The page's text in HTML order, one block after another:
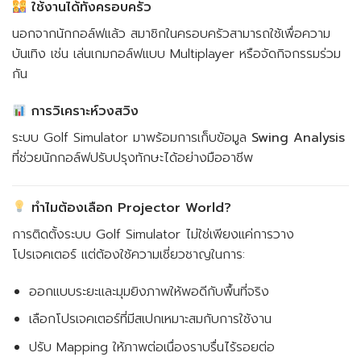
ใช้งานได้ทั้งครอบครัว
นอกจากนักกอล์ฟแล้ว สมาชิกในครอบครัวสามารถใช้เพื่อความ
บันเทิง เช่น เล่นเกมกอล์ฟแบบ Multiplayer หรือจัดกิจกรรมร่วม
กัน
การวิเคราะห์วงสวิง
ระบบ Golf Simulator มาพร้อมการเก็บข้อมูล Swing Analysis
ที่ช่วยนักกอล์ฟปรับปรุงทักษะได้อย่างมืออาชีพ
ทำไมต้องเลือก Projector World?
การติดตั้งระบบ Golf Simulator ไม่ใช่เพียงแค่การวาง
โปรเจคเตอร์ แต่ต้องใช้ความเชี่ยวชาญในการ:
ออกแบบระยะและมุมยิงภาพให้พอดีกับพื้นที่จริง
เลือกโปรเจคเตอร์ที่มีสเปกเหมาะสมกับการใช้งาน
ปรับ Mapping ให้ภาพต่อเนื่องราบรื่นไร้รอยต่อ